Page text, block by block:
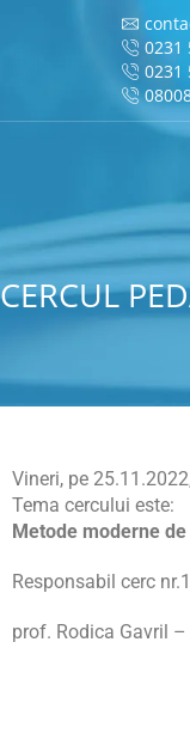
0231
0231
CERCUL
Vineri, pe
Tema cercului este:
Metode moderne
Responsabil cerc nr.1
prof. Rodica Gavril –